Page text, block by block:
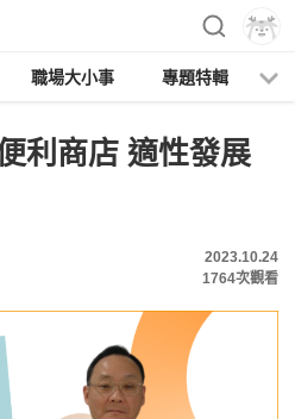
職場大小事 專題特輯
利商店 適性發展
2023.10.24
1764次觀看